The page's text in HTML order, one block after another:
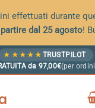
effettuati durante
dal 25 agosto!
★ ★ ★ ★ ★ TRUSTPILOT
da 97,00€(per